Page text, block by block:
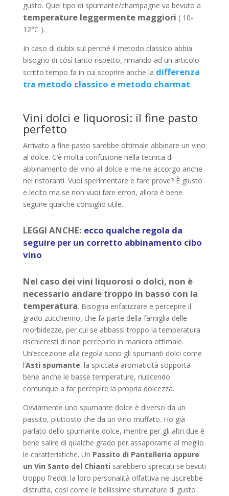
gusto. Quel tipo di spumante/champagne va bevuto a
temperature leggermente maggiori ( 10-
12°C ).
In caso di dubbi sul perché il metodo classico abbia
bisogno di così tanto rispetto, rimando ad un articolo
scritto tempo fa in cui scoprire anche la differenza
tra metodo classico e metodo charmat.
Vini dolci e liquorosi: il fine pasto
perfetto
Arrivato a fine pasto sarebbe ottimale abbinare un vino
al dolce. C’è molta confusione nella tecnica di
abbinamento del vino al dolce e me ne accorgo anche
nei ristoranti. Vuoi sperimentare e fare prove? È giusto
e lecito ma se non vuoi fare errori, allora è bene
seguire qualche consiglio utile.
LEGGI ANCHE: ecco qualche regola da
seguire per un corretto abbinamento cibo
vino
Nel caso dei vini liquorosi o dolci, non è
necessario andare troppo in basso con la
temperatura. Bisogna enfatizzare e percepire il
grado zuccherino, che fa parte della famiglia delle
morbidezze, per cui se abbassi troppo la temperatura
rischieresti di non percepirlo in maniera ottimale.
Un’eccezione alla regola sono gli spumanti dolci come
l’Asti spumante: la spiccata aromaticità sopporta
bene anche le basse temperature, riuscendo
comunque a far percepire la propria dolcezza.
Ovviamente uno spumante dolce è diverso da un
passito, piuttosto che da un vino muffato. Ho già
parlato dello spumante dolce, mentre per gli altri due è
bene salire di qualche grado per assaporarne al meglio
le caratteristiche. Un Passito di Pantelleria oppure
un Vin Santo del Chianti sarebbero sprecati se bevuti
troppo freddi: la loro personalità olfattiva ne uscirebbe
distrutta, così come le bellissime sfumature di gusto